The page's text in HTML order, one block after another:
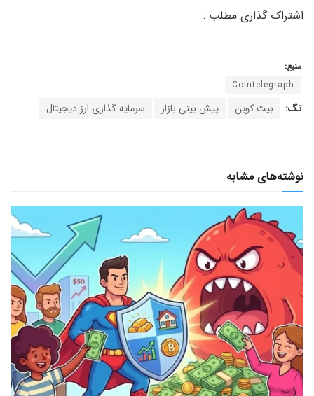
منبع:
Cointelegraph
تگ: بیت کوین پیش بینی بازار سرمایه گذاری ارز دیجیتال
نوشته‌های مشابه